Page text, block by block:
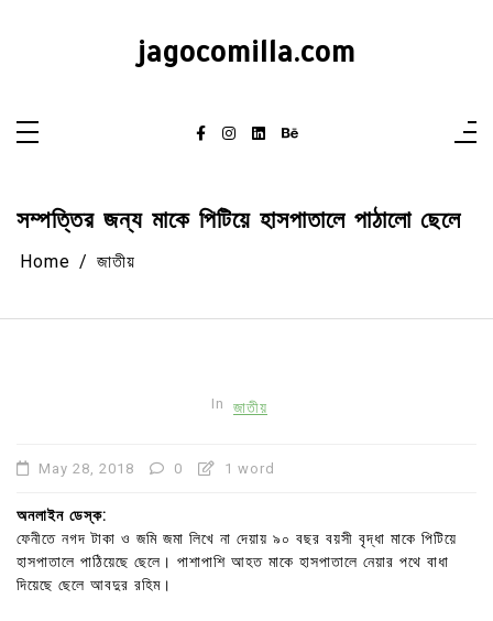
jagocomilla.com
সম্পত্তির জন্য মাকে পিটিয়ে হাসপাতালে পাঠালো ছেলে
Home জাতীয়
In জাতীয়
May 28, 2018 0 1 word
অনলাইন ডেস্ক:
ফেনীতে নগদ টাকা ও জমি জমা লিখে না দেয়ায় ৯০ বছর বয়সী বৃদ্ধা মাকে পিটিয়ে
হাসপাতালে পাঠিয়েছে ছেলে। পাশাপাশি আহত মাকে হাসপাতালে নেয়ার পথে বাধা
দিয়েছে ছেলে আবদুর রহিম।